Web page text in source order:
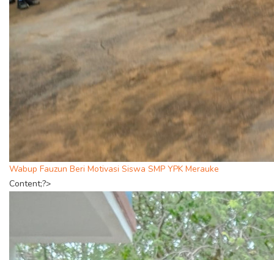
Wabup Fauzun Beri Motivasi Siswa SMP YPK Merauke
Content;?>